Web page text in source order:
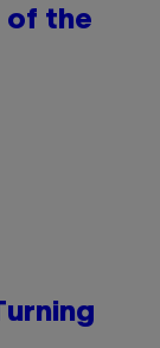
of the